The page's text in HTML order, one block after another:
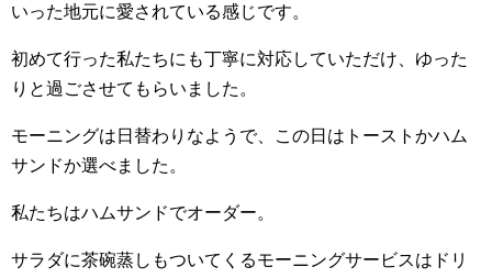
いった地元に愛されている感じです。
初めて行った私たちにも丁寧に対応していただけ、ゆった
りと過ごさせてもらいました。
モーニングは日替わりなようで、この日はトーストかハム
サンドか選べました。
私たちはハムサンドでオーダー。
サラダに茶碗蒸しもついてくるモーニングサービスはドリ